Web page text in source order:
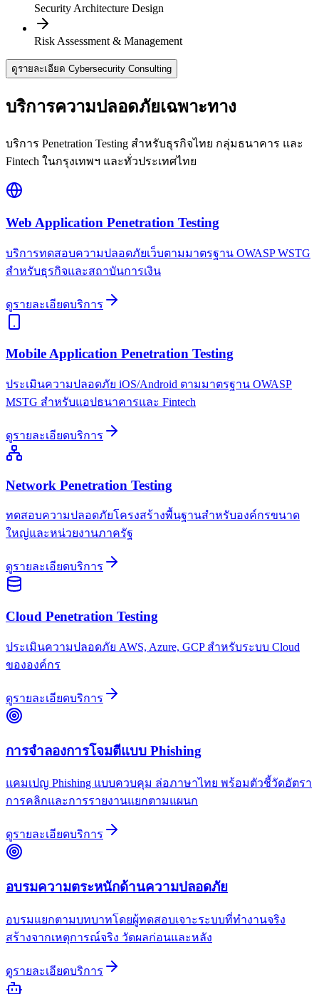
Security Architecture Design
Risk Assessment & Management
ดูรายละเอียด Cybersecurity Consulting
บริการความปลอดภัยเฉพาะทาง
บริการ Penetration Testing สำหรับธุรกิจไทย กลุ่มธนาคาร และ
Fintech ในกรุงเทพฯ และทั่วประเทศไทย
Web Application Penetration Testing
บริการทดสอบความปลอดภัยเว็บตามมาตรฐาน OWASP WSTG
สำหรับธุรกิจและสถาบันการเงิน
ดูรายละเอียดบริการ
Mobile Application Penetration Testing
ประเมินความปลอดภัย iOS/Android ตามมาตรฐาน OWASP
MSTG สำหรับแอปธนาคารและ Fintech
ดูรายละเอียดบริการ
Network Penetration Testing
ทดสอบความปลอดภัยโครงสร้างพื้นฐานสำหรับองค์กรขนาด
ใหญ่และหน่วยงานภาครัฐ
ดูรายละเอียดบริการ
Cloud Penetration Testing
ประเมินความปลอดภัย AWS, Azure, GCP สำหรับระบบ Cloud
ขององค์กร
ดูรายละเอียดบริการ
การจำลองการโจมตีแบบ Phishing
แคมเปญ Phishing แบบควบคุม ล่อภาษาไทย พร้อมตัวชี้วัดอัตรา
การคลิกและการรายงานแยกตามแผนก
ดูรายละเอียดบริการ
อบรมความตระหนักด้านความปลอดภัย
อบรมแยกตามบทบาทโดยผู้ทดสอบเจาะระบบที่ทำงานจริง
สร้างจากเหตุการณ์จริง วัดผลก่อนและหลัง
ดูรายละเอียดบริการ